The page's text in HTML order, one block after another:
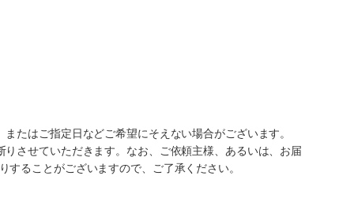
たはご指定日などご希望にそえない場合がございます。
させていただきます。なお、ご依頼主様、あるいは、お届
ることがございますので、ご了承ください。